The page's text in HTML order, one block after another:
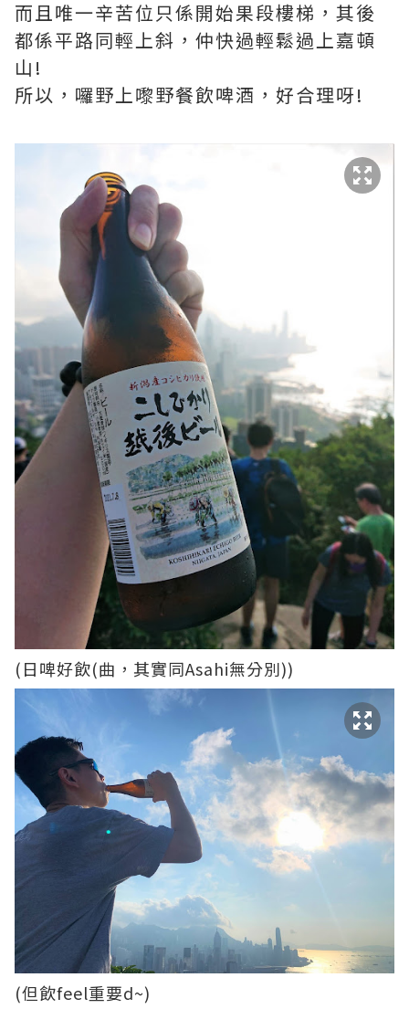
而且唯一辛苦位只係開始果段樓梯，其後
都係平路同輕上斜，仲快過輕鬆過上嘉頓
山!
所以，囉野上嚟野餐飲啤酒，好合理呀!
(日啤好飲(曲，其實同Asahi無分別))
(但飲feel重要d~)